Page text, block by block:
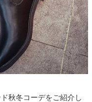
秋冬コーデをご紹介し